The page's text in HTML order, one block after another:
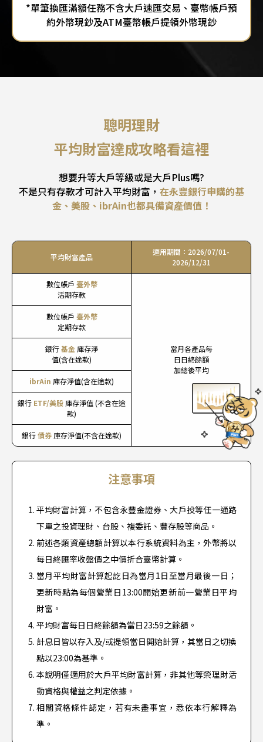
*單筆換匯滿額任務不含大戶速匯交易、臺幣帳戶預
約外幣現鈔及ATM臺幣帳戶提領外幣現鈔
即可於次月升級「大戶Plus」等級。
單筆換匯滿額
完成單筆新臺幣換匯外幣交易，
金額達等值新臺幣5,000元(含)以上
*單筆換匯滿額任務不含大戶速匯交易、臺幣帳戶
預約外幣現鈔及ATM臺幣帳戶提領外幣現鈔
或
台股現貨交易
以DAWHO數位帳戶綁定永豐金證券交割戶，並
股)。
聰明理財
平均財富達成攻略看這裡
想要升等大戶等級或是大戶Plus嗎?
不是只有存款才可計入平均財富， 在永豐銀行申購的基
金、美股、ibrAin也都具備資產價值！
平均財富產品
適用期間：2026/07/01-
2026/12/31
數位帳戶 臺外幣
活期存款
當月各產品每
日日終餘額
加總後平均
數位帳戶 臺外幣
定期存款
銀行基金 庫存淨
值(含在途款)
ibrAin 庫存淨值(含在途款)
銀行 ETF/美股 庫存淨值 (不含在途
款)
銀行債券 庫存淨值(不含在途款)
注意事項
平均財富計算，不包含永豐金證券、大戶投等任一通路
下單之投資理財、台股、複委託、豐存股等商品。
前述各類資產總額計算以本行系統資料為主，外幣將以
每日終匯率收盤價之中價折合臺幣計算。
當月平均財富計算起訖日為當月1日至當月最後一日；
更新時點為每個營業日13:00開始更新前一營業日平均
財富。
平均財富每日日終餘額為當日23:59之餘額。
計息日皆以存入及/或提領當日開始計算，其當日之切換
點以23:00為基準。
本說明僅適用於大戶平均財富計算，非其他等榮理財活
動資格與權益之判定依據。
相關資格條件認定，若有未盡事宜，悉依本行解釋為
準。